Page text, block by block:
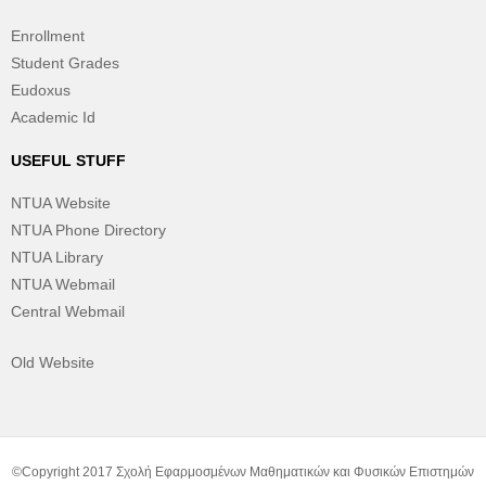
Enrollment
Student Grades
Eudoxus
Academic Id
USEFUL STUFF
NTUA Website
NTUA Phone Directory
NTUA Library
NTUA Webmail
Central Webmail
Old Website
©Copyright 2017 Σχολή Εφαρμοσμένων Μαθηματικών και Φυσικών Επιστημών